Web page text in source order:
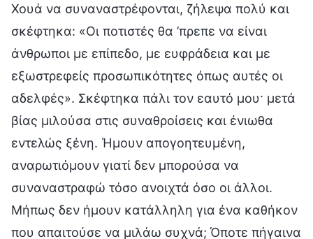
Χουά να συναναστρέφονται, ζήλεψα πολύ και
σκέφτηκα: «Οι ποτιστές θα ’πρεπε να είναι
άνθρωποι με επίπεδο, με ευφράδεια και με
εξωστρεφείς προσωπικότητες όπως αυτές οι
αδελφές». Σκέφτηκα πάλι τον εαυτό μου· μετά
βίας μιλούσα στις συναθροίσεις και ένιωθα
εντελώς ξένη. Ήμουν απογοητευμένη,
αναρωτιόμουν γιατί δεν μπορούσα να
συναναστραφώ τόσο ανοιχτά όσο οι άλλοι.
Μήπως δεν ήμουν κατάλληλη για ένα καθήκον
που απαιτούσε να μιλάω συχνά; Όποτε πήγαινα